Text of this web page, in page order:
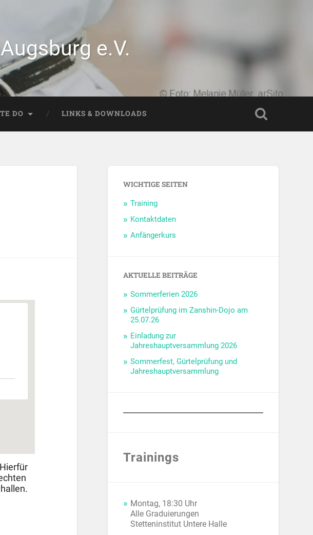
e.V.
DO LINKS & DOWNLOADS
WICHTIGE SEITEN
Training
Kontaktdaten
Anfängerkurs
AKTUELLE BEITRÄGE
Sommerferien 2026
Gürtelprüfung im Zanshin-Dojo am
25.07.26
Einladung zur
Jahreshauptversammlung 2026
Sommerfest, Gürtelprüfung und
Jahreshauptversammlung
Trainings
Montag, 18:30 Uhr
Alle Graduierungen
Stetteninstitut Untere Halle